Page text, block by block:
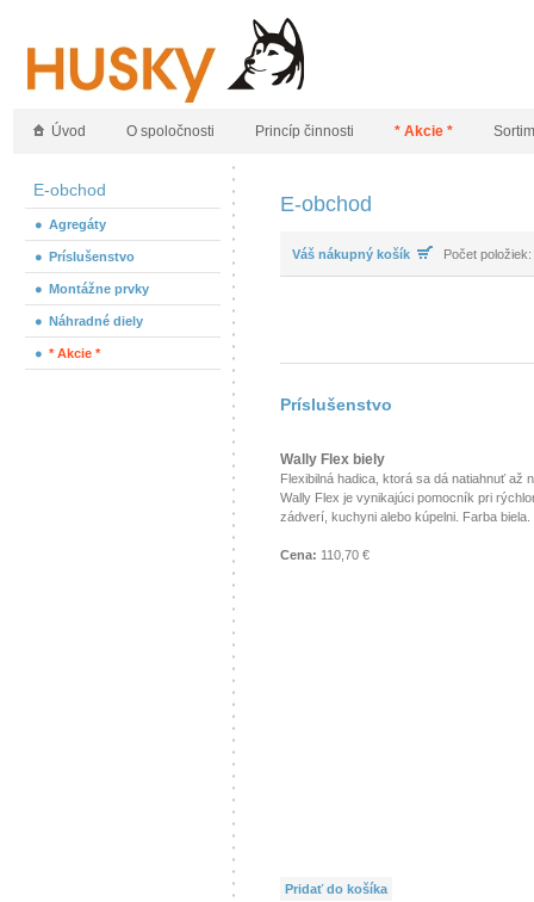
Úvod O spoločnosti Princíp činnosti * Akcie *
E-obchod
Agregáty
Príslušenstvo
Montážne prvky
Náhradné diely
* Akcie *
E-obchod
Váš nákupný košík Počet
Príslušenstvo
Wally Flex biely
Flexibilná hadica, ktorá sa dá natiahnuť až
Wally Flex je vynikajúci pomocník pri
zádverí, kuchyni alebo kúpelni. Farba biela.
Cena: 110,70 €
Pridať do košíka